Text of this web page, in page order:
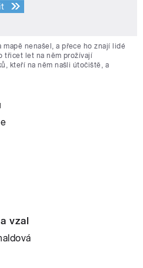
nenašel, a přece ho znají lidé
třicet let na něm prožívají
kteří na něm našli útočiště, a
vzal